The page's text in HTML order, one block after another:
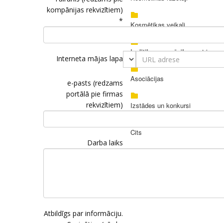
Kosmētikas veikali
Izglītības un mācību centri
Asociācijas
Izstādes un konkursi
Cits
kompānijas rekvizītiem)
*
Interneta mājas lapa
e-pasts (redzams
portālā pie firmas
rekvizītiem)
Darba laiks
Atbildīgs par informāciju.